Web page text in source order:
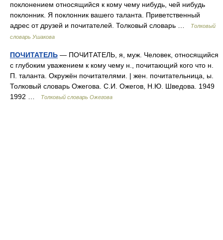
поклонением относящийся к кому чему нибудь, чей нибудь
поклонник. Я поклонник вашего таланта. Приветственный
адрес от друзей и почитателей. Толковый словарь …
Толковый
словарь Ушакова
ПОЧИТАТЕЛЬ — ПОЧИТАТЕЛЬ, я, муж. Человек, относящийся
с глубоким уважением к кому чему н., почитающий кого что н.
П. таланта. Окружён почитателями. | жен. почитательница, ы.
Толковый словарь Ожегова. С.И. Ожегов, Н.Ю. Шведова. 1949
1992 …
Толковый словарь Ожегова